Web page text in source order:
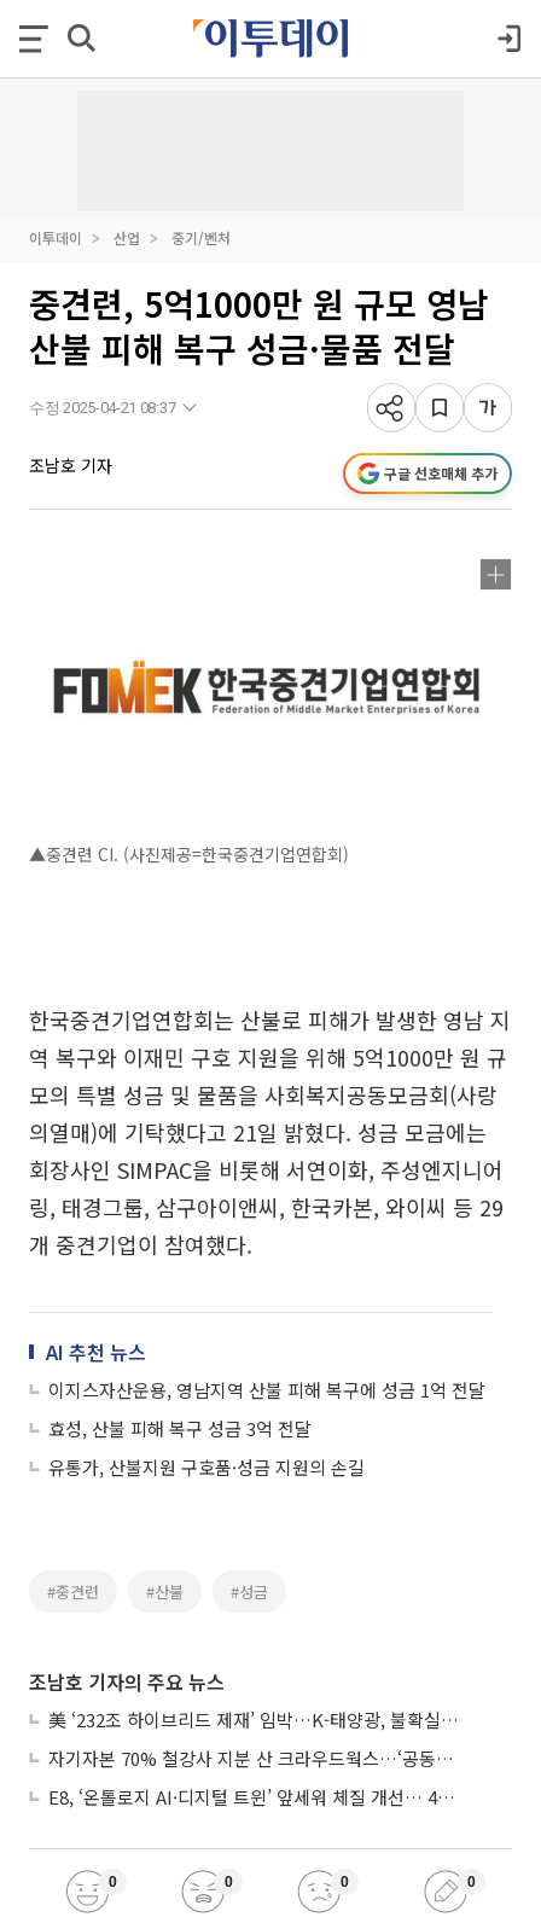
이투데이 산업 중기/벤처
중견련, 5억1000만 원 규모 영남
산불 피해 복구 성금·물품 전달
수정 2025-04-21 08:37
조남호 기자 구글 선호매체 추가
▲중견련 CI. (사진제공=한국중견기업연합회)
한국중견기업연합회는 산불로 피해가 발생한 영남 지
역 복구와 이재민 구호 지원을 위해 5억1000만 원 규
모의 특별 성금 및 물품을 사회복지공동모금회(사랑
의열매)에 기탁했다고 21일 밝혔다. 성금 모금에는
회장사인 SIMPAC을 비롯해 서연이화, 주성엔지니어
링, 태경그룹, 삼구아이앤씨, 한국카본, 와이씨 등 29
개 중견기업이 참여했다.
AI 추천 뉴스
이지스자산운용, 영남지역 산불 피해 복구에 성금 1억 전달
효성, 산불 피해 복구 성금 3억 전달
유통가, 산불지원 구호품·성금 지원의 손길
#중견련 #산불 #성금
조남호 기자의 주요 뉴스
美 ‘232조 하이브리드 제재’ 임박…K-태양광, 불확실성 털고 날개 다나
자기자본 70% 철강사 지분 산 크라우드웍스…‘공동경영’으로 AI 시너지 낼까
E8, ‘온톨로지 AI·디지털 트윈’ 앞세워 체질 개선… 4분기 흑자전환 총력
0 0 0 0